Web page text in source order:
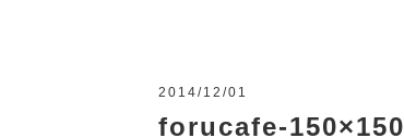
2014/12/01
forucafe-150×150